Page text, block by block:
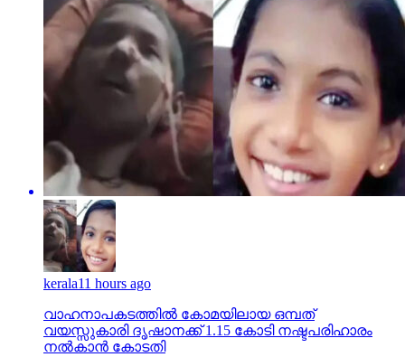
kerala11 hours ago
വാഹനാപകടത്തില്‍ കോമയിലായ ഒമ്പത്
വയസ്സുകാരി ദൃഷാനക്ക് 1.15 കോടി നഷ്ടപരിഹാരം
നല്‍കാന്‍ കോടതി